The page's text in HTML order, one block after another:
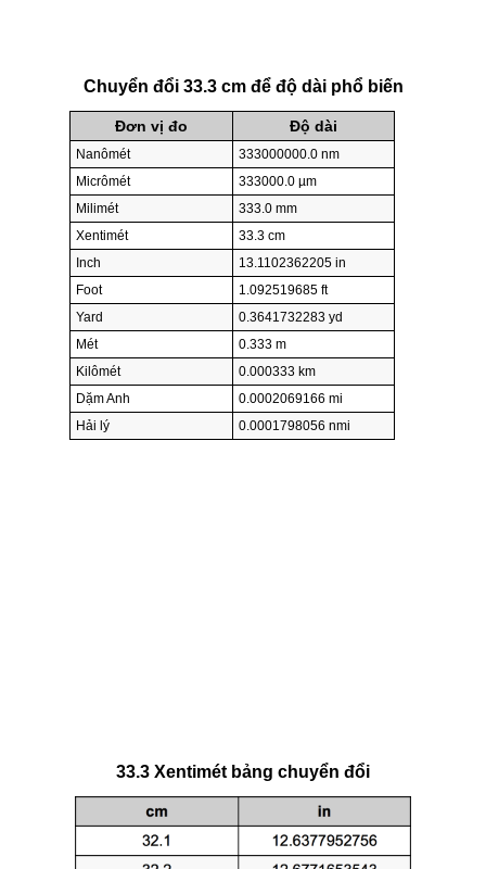
Chuyển đổi 33.3 cm để độ dài phổ biến
Đơn vị đo Độ dài
Nanômét
333000000.0 nm
Micrômét
333000.0 µm
Milimét
333.0 mm
Xentimét
33.3 cm
Inch
13.1102362205 in
Foot
1.092519685 ft
Yard
0.3641732283 yd
Mét
0.333 m
Kilômét
0.000333 km
Dặm Anh
0.0002069166 mi
Hải lý
0.0001798056 nmi
33.3 Xentimét bảng chuyển đổi